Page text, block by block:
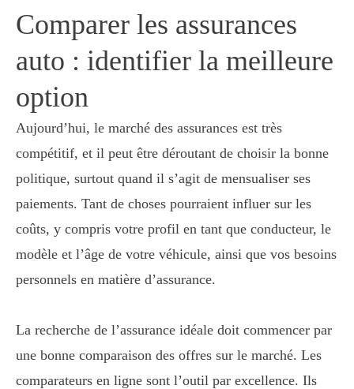
Comparer les assurances
auto : identifier la meilleure
option
Aujourd’hui, le marché des assurances est très
compétitif, et il peut être déroutant de choisir la bonne
politique, surtout quand il s’agit de mensualiser ses
paiements. Tant de choses pourraient influer sur les
coûts, y compris votre profil en tant que conducteur, le
modèle et l’âge de votre véhicule, ainsi que vos besoins
personnels en matière d’assurance.
La recherche de l’assurance idéale doit commencer par
une bonne comparaison des offres sur le marché. Les
comparateurs en ligne sont l’outil par excellence. Ils